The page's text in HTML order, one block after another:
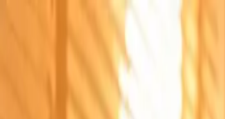
Štvrtok, 6. augusta 2026Meniny má Jozefína